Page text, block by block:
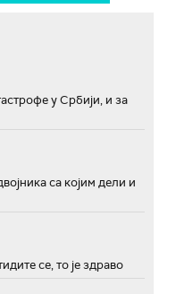
у Србији, и за
са којим дели и
се, то је здраво